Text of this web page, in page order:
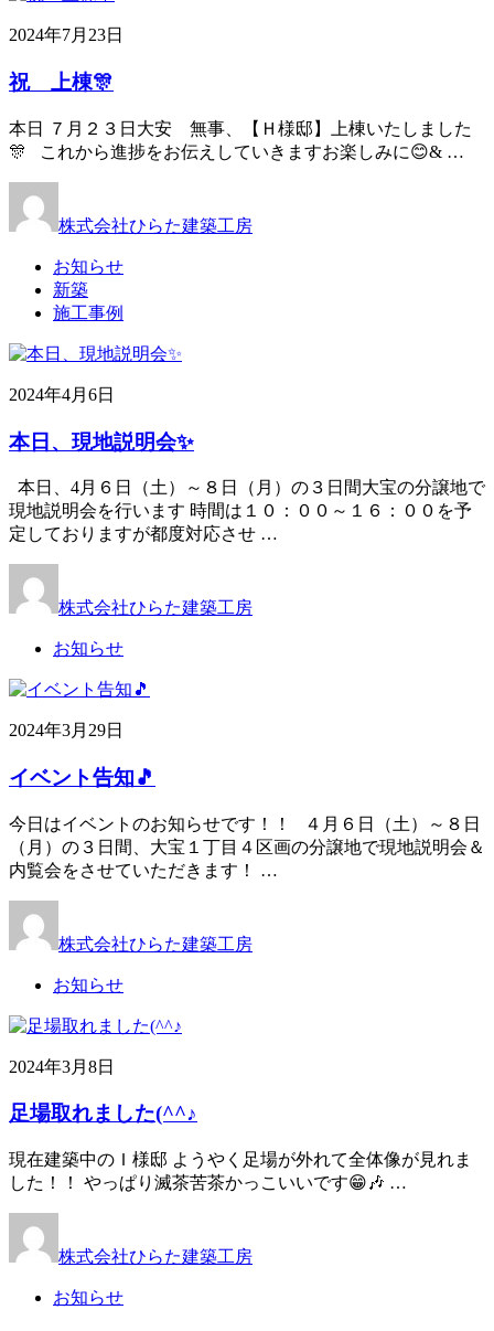
2024年7月23日
祝 上棟🎊
本日 ７月２３日大安 無事、【Ｈ様邸】上棟いたしました
🎊 これから進捗をお伝えしていきますお楽しみに😊& …
株式会社ひらた建築工房
お知らせ
新築
施工事例
2024年4月6日
本日、現地説明会✨
本日、4月６日（土）～８日（月）の３日間大宝の分譲地で
現地説明会を行います 時間は１０：００～１６：００を予
定しておりますが都度対応させ …
株式会社ひらた建築工房
お知らせ
2024年3月29日
イベント告知🎵
今日はイベントのお知らせです！！ ４月６日（土）～８日
（月）の３日間、大宝１丁目４区画の分譲地で現地説明会＆
内覧会をさせていただきます！ …
株式会社ひらた建築工房
お知らせ
2024年3月8日
足場取れました(^^♪
現在建築中のＩ様邸 ようやく足場が外れて全体像が見れま
した！！ やっぱり滅茶苦茶かっこいいです😁🎶 …
株式会社ひらた建築工房
お知らせ